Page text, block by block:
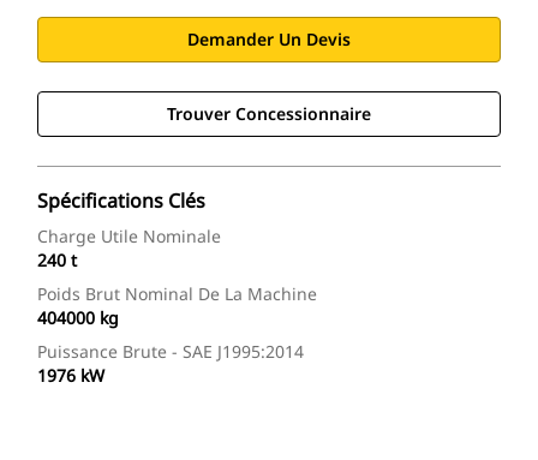
Demander Un Devis
Trouver Concessionnaire
Spécifications Clés
Charge Utile Nominale
240 t
Poids Brut Nominal De La Machine
404000 kg
Puissance Brute - SAE J1995:2014
1976 kW